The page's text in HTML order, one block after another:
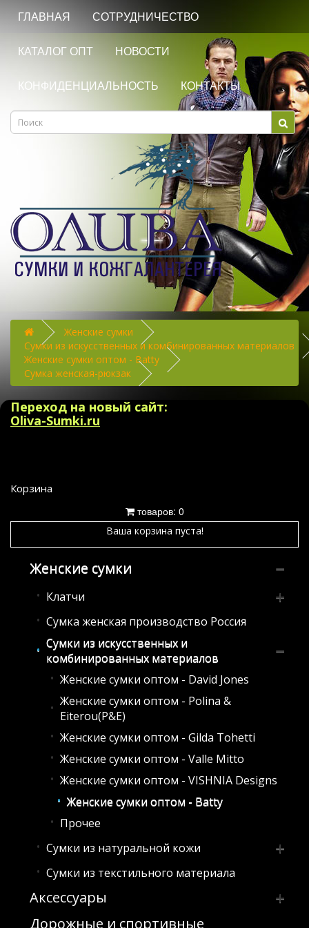
ГЛАВНАЯ СОТРУДНИЧЕСТВО
КАТАЛОГ ОПТ НОВОСТИ
КОНФИДЕНЦИАЛЬНОСТЬ КОНТАКТЫ
Женские сумки
Сумки из искусственных и комбинированных материалов
Женские сумки оптом - Batty
Сумка женская-рюкзак
Переход на новый сайт:
Oliva-Sumki.ru
Корзина
товаров: 0
Ваша корзина пуста!
Женские сумки
Клатчи
Клатчи из искусственных и
Клатчи из натуральной кожи
Клатчи праздничные
Сумка женская производство Россия
Сумки из искусственных и
комбинированных материалов
Женские сумки оптом - David Jones
Женские сумки оптом - Polina &
Eiterou(P&E)
Женские сумки оптом - Gilda Tohetti
Женские сумки оптом - Valle Mitto
Женские сумки оптом - VISHNIA Designs
Женские сумки оптом - Batty
Прочее
Сумки из натуральной кожи
Женские сумки оптом - Polina &
Сумки из текстильного материала
Аксессуары
Брелки
Дорожные и спортивные